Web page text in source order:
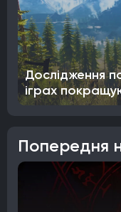
Дослідження
іграх
Попередня